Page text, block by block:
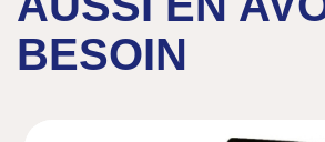
BESOIN